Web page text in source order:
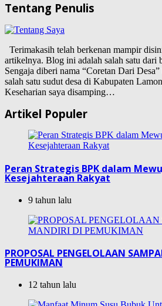
Tentang Penulis
Terimakasih telah berkenan mampir
artikelnya. Blog ini adalah salah satu dari
Sengaja diberi nama “Coretan Dari
salah satu sudut desa di Kabupaten
Keseharian saya disamping…
Artikel Populer
Peran Strategis BPK dalam
Kesejahteraan Rakyat
9 tahun lalu
PROPOSAL PENGELOLAAN
PEMUKIMAN
12 tahun lalu